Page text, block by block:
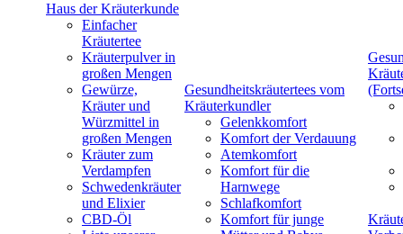
Haus der Kräuterkunde
Einfacher
Kräutertee
Kräuterpulver in
großen Mengen
Gewürze,
Kräuter und
Würzmittel in
großen Mengen
Kräuter zum
Verdampfen
Schwedenkräuter
und Elixier
CBD-Öl
Gesundheitskräutertees vom
Kräuterkundler
Gelenkkomfort
Komfort der Verdauung
Atemkomfort
Komfort für die
Harnwege
Schlafkomfort
Komfort für junge